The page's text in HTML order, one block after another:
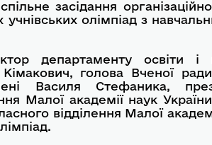
засідання
учнівських олімпіад з
департаменту освіти і
Кімакович, голова Вченої
Василя Стефаника,
Малої академії наук
відділення Малої